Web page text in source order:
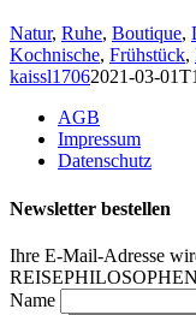
Natur, Ruhe, Boutique,
Kochnische, Frühstück,
kaissl17062021-03-
AGB
Impressum
Datenschutz
Newsletter bestellen
Ihre E-Mail-Adresse
Name